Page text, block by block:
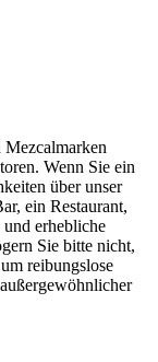
Mezcalmarken
Wenn Sie ein
über unser
ein Restaurant,
erhebliche
Sie bitte nicht,
reibungslose